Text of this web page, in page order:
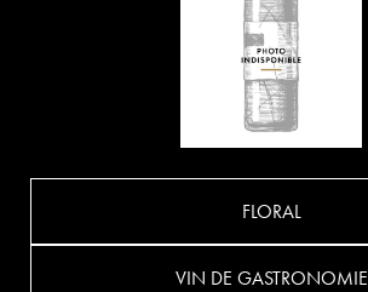
FLORAL
VIN DE GASTRONOMIE